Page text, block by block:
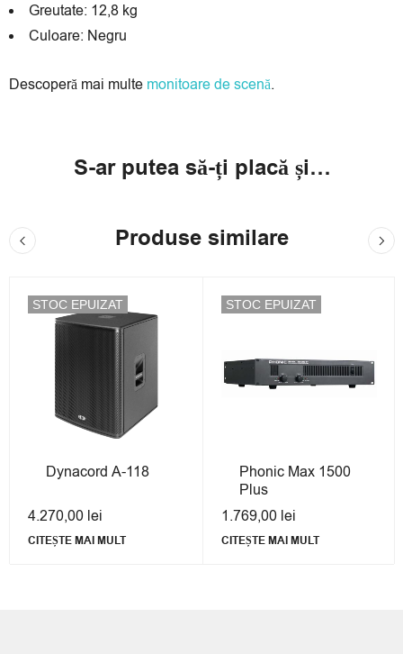
Greutate: 12,8 kg
Culoare: Negru
Descoperă mai multe monitoare de scenă.
S-ar putea să-ți placă și…
Produse similare
STOC EPUIZAT
Dynacord A-118
4.270,00 lei
CITEȘTE MAI MULT
STOC EPUIZAT
Phonic Max 1500
Plus
1.769,00 lei
CITEȘTE MAI MULT